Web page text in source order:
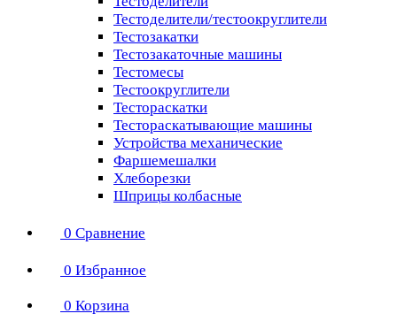
Тестоделители/тестоокруглители
Тестозакатки
Тестозакаточные машины
Тестомесы
Тестоокруглители
Тестораскатки
Тестораскатывающие машины
Устройства механические
Фаршемешалки
Хлеборезки
Шприцы колбасные
0 Сравнение
0 Избранное
0 Корзина